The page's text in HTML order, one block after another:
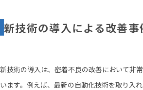
新技術の導入による改善事
新技術の導入は、密着不良の改善において非
います。例えば、最新の自動化技術を取り入